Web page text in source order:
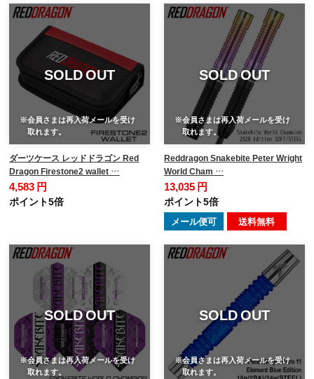
SOLD OUT
※会員さまは再入荷メールを受け
取れます。
ダーツケース レッドドラゴン Red
Dragon Firestone2 wallet …
4,583 円
ポイント5倍
SOLD OUT
※会員さまは再入荷メールを受け
取れます。
Reddragon Snakebite Peter Wright
World Cham …
13,035 円
ポイント5倍
メール便可 送料無料
SOLD OUT
※会員さまは再入荷メールを受け
取れます。
SOLD OUT
※会員さまは再入荷メールを受け
取れます。